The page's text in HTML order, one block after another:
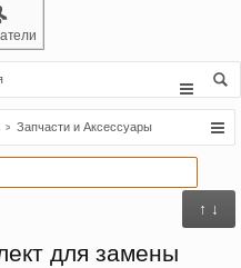
Запчасти и Аксессуары
↑ ↓
для замены